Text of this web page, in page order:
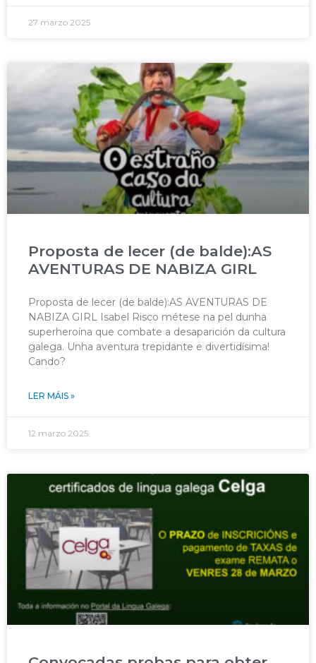
27 marzo 2025
Proposta de lecer (de balde):AS
AVENTURAS DE NABIZA GIRL
Proposta de lecer (de balde):AS AVENTURAS DE
NABIZA GIRL Isabel Risco métese na pel dunha
superheroína que combate a desaparición da cultura
galega. Unha aventura trepidante e divertidísima!
Cando?
LER MÁIS »
12 marzo 2025